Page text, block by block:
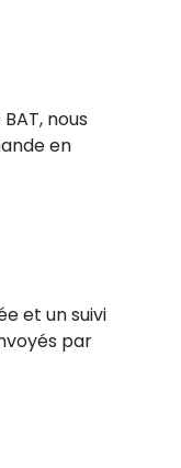
nous
en
et un suivi
par